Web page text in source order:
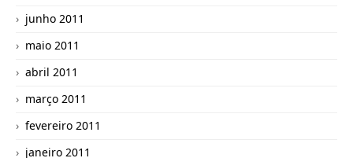
junho 2011
maio 2011
abril 2011
março 2011
fevereiro 2011
janeiro 2011